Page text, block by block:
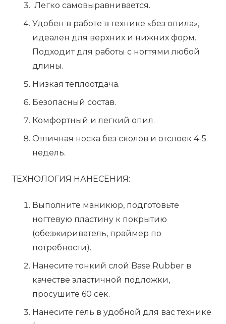
Легко самовыравнивается.
Удобен в работе в технике «без опила»,
идеален для верхних и нижних форм.
Подходит для работы с ногтями любой
длины.
Низкая теплоотдача.
Безопасный состав.
Комфортный и легкий опил.
Отличная носка без сколов и отслоек 4-5
недель.
ТЕХНОЛОГИЯ НАНЕСЕНИЯ:
Выполните маникюр, подготовьте
ногтевую пластину к покрытию
(обезжириватель, праймер по
потребности).
Нанесите тонкий слой Base Rubber в
качестве эластичной подложки,
просушите 60 сек.
Нанесите гель в удобной для вас технике